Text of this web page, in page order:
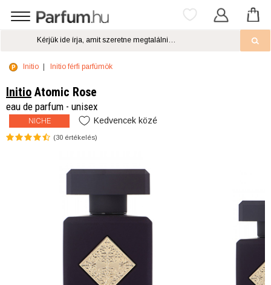
Initio Initio férfi parfümök
Initio Atomic Rose
eau de parfum - unisex
NICHE Kedvencek közé
(30 értékelés)